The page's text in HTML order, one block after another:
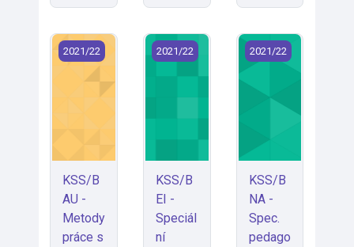
KSS/BAU - Metody práce s jedinci s PAS (2021)
2021/22
KSS/B
AU -
Metody
práce s
KSS/BEI - Speciální pedagogika v
2021/22
KSS/B
EI -
Speciál
ní
KSS/BNA - Spec.
2021/22
KSS/B
NA -
Spec.
pedago